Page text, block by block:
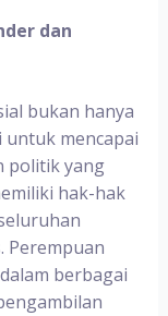
dan
bukan hanya
untuk mencapai
politik yang
hak-hak
Perempuan
berbagai